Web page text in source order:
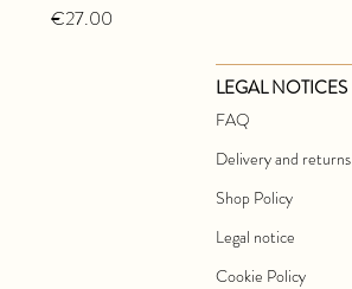
Price
€27.00
LEGAL NOTICES
FAQ
Delivery and returns
Shop Policy
Legal notice
Cookie Policy